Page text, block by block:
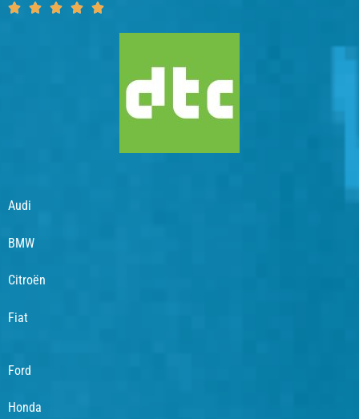
    
Audi
BMW
Citroën
Fiat
Ford
Honda